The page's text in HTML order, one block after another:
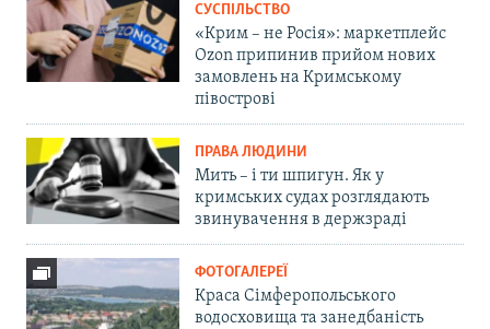
СУСПІЛЬСТВО
«Крим – не Росія»: маркетплейс
Ozon припинив прийом нових
замовлень на Кримському
півострові
ПРАВА ЛЮДИНИ
Мить – і ти шпигун. Як у
кримських судах розглядають
звинувачення в держзраді
ФОТОГАЛЕРЕЇ
Краса Сімферопольського
водосховища та занедбаність